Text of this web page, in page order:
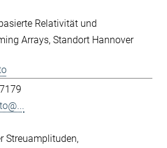
Relativität und
Arrays Standort Hannover
Streuamplituden